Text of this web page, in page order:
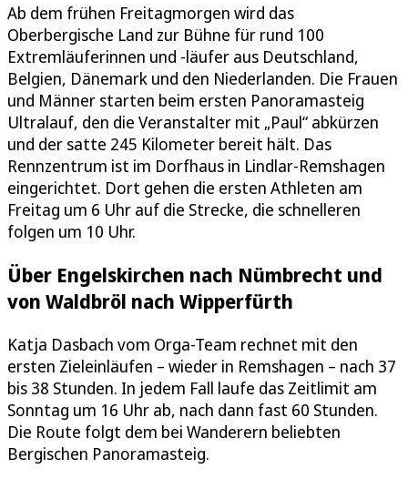
Ab dem frühen Freitagmorgen wird das
Oberbergische Land zur Bühne für rund 100
Extremläuferinnen und -läufer aus Deutschland,
Belgien, Dänemark und den Niederlanden. Die Frauen
und Männer starten beim ersten Panoramasteig
Ultralauf, den die Veranstalter mit „Paul“ abkürzen
und der satte 245 Kilometer bereit hält. Das
Rennzentrum ist im Dorfhaus in Lindlar-Remshagen
eingerichtet. Dort gehen die ersten Athleten am
Freitag um 6 Uhr auf die Strecke, die schnelleren
folgen um 10 Uhr.
Über Engelskirchen nach Nümbrecht und
von Waldbröl nach Wipperfürth
Katja Dasbach vom Orga-Team rechnet mit den
ersten Zieleinläufen – wieder in Remshagen – nach 37
bis 38 Stunden. In jedem Fall laufe das Zeitlimit am
Sonntag um 16 Uhr ab, nach dann fast 60 Stunden.
Die Route folgt dem bei Wanderern beliebten
Bergischen Panoramasteig.